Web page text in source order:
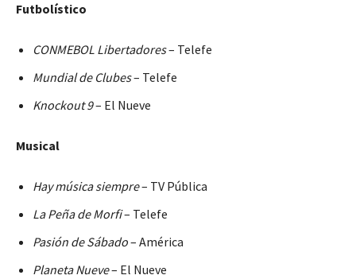
Futbolístico
CONMEBOL Libertadores– Telefe
Mundial de Clubes– Telefe
Knockout 9– El Nueve
Musical
Hay música siempre– TV Pública
La Peña de Morfi– Telefe
Pasión de Sábado– América
Planeta Nueve– El Nueve